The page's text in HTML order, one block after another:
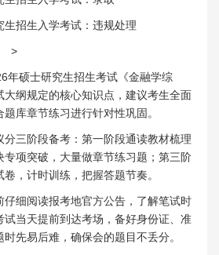
招生入学考试：违规处理
年硕士研究生招生考试《金融学综
大纲规定的核心知识点，建议考生全面
库章节练习进行针对性巩固。
分三阶段备考：第一阶段通读教材梳理
专项突破，大量做章节练习题；第三阶
，计时训练，把握答题节奏。
仔细阅读报考地官方公告，了解笔试时
试当天提前到达考场，备好身份证、准
先易后难，确保会的题目不丢分。